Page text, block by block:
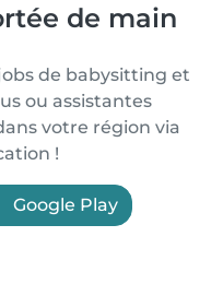
de main
de babysitting et
ou assistantes
votre région via
!
Google Play